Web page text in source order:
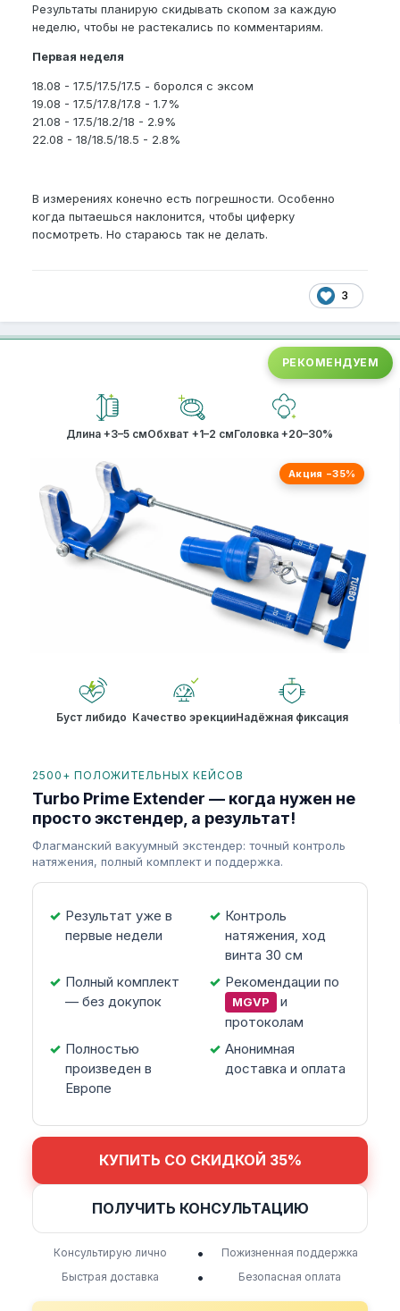
Результаты планирую скидывать скопом за каждую
неделю, чтобы не растекались по комментариям.
Первая неделя
18.08 - 17.5/17.5/17.5 - боролся с эксом
19.08 - 17.5/17.8/17.8 - 1.7%
21.08 - 17.5/18.2/18 - 2.9%
22.08 - 18/18.5/18.5 - 2.8%
В измерениях конечно есть погрешности. Особенно
когда пытаешься наклонится, чтобы циферку
посмотреть. Но стараюсь так не делать.
3
РЕКОМЕНДУЕМ
Длина +3–5 смОбхват +1–2 смГоловка +20–30%
Акция −35%
Буст либидо Качество эрекцииНадёжная фиксация
2500+ ПОЛОЖИТЕЛЬНЫХ КЕЙСОВ
Turbo Prime Extender — когда нужен не
просто экстендер, а результат!
Флагманский вакуумный экстендер: точный контроль
натяжения, полный комплект и поддержка.
Результат уже в
первые недели
Контроль
натяжения, ход
винта 30 см
Полный комплект
— без докупок
Рекомендации по
MGVP
и
протоколам
Полностью
произведен в
Европе
Анонимная
доставка и оплата
КУПИТЬ СО СКИДКОЙ 35%
ПОЛУЧИТЬ КОНСУЛЬТАЦИЮ
Консультирую лично •
Пожизненная поддержка
Быстрая доставка
• Безопасная оплата